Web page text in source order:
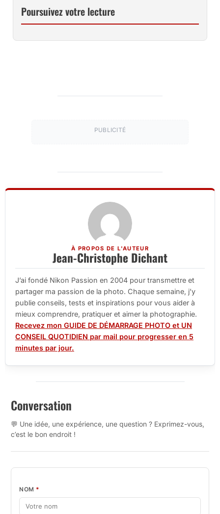
Poursuivez votre lecture
PUBLICITÉ
À PROPOS DE L'AUTEUR
Jean-Christophe Dichant
J’ai fondé Nikon Passion en 2004 pour transmettre et
partager ma passion de la photo. Chaque semaine, j’y
publie conseils, tests et inspirations pour vous aider à
mieux comprendre, pratiquer et aimer la photographie.
Recevez mon GUIDE DE DÉMARRAGE PHOTO et UN
CONSEIL QUOTIDIEN par mail pour progresser en 5
minutes par jour.
Conversation
💬 Une idée, une expérience, une question ? Exprimez-vous,
c’est le bon endroit !
NOM *